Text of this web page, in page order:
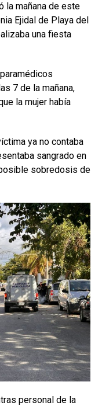
la mañana de este
Ejidal de Playa del
una fiesta
7 de la mañana,
la mujer había
ya no contaba
sangrado en
sobredosis de
personal de la